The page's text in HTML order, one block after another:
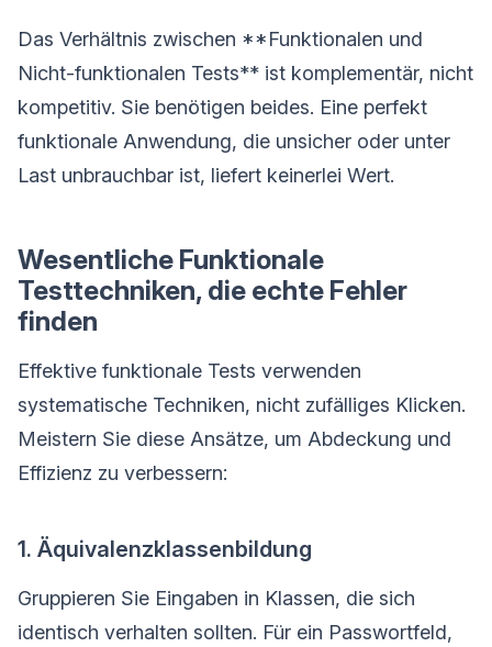
Das Verhältnis zwischen **Funktionalen und
Nicht-funktionalen Tests** ist komplementär, nicht
kompetitiv. Sie benötigen beides. Eine perfekt
funktionale Anwendung, die unsicher oder unter
Last unbrauchbar ist, liefert keinerlei Wert.
Wesentliche Funktionale
Testtechniken, die echte Fehler
finden
Effektive funktionale Tests verwenden
systematische Techniken, nicht zufälliges Klicken.
Meistern Sie diese Ansätze, um Abdeckung und
Effizienz zu verbessern:
1. Äquivalenzklassenbildung
Gruppieren Sie Eingaben in Klassen, die sich
identisch verhalten sollten. Für ein Passwortfeld,